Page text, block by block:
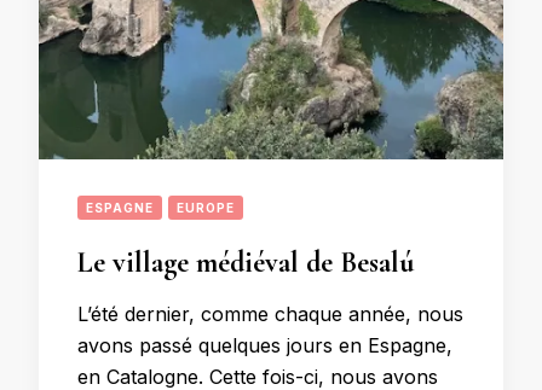
ESPAGNE EUROPE
Le village médiéval de Besalú
L’été dernier, comme chaque année, nous
avons passé quelques jours en Espagne,
en Catalogne. Cette fois-ci, nous avons